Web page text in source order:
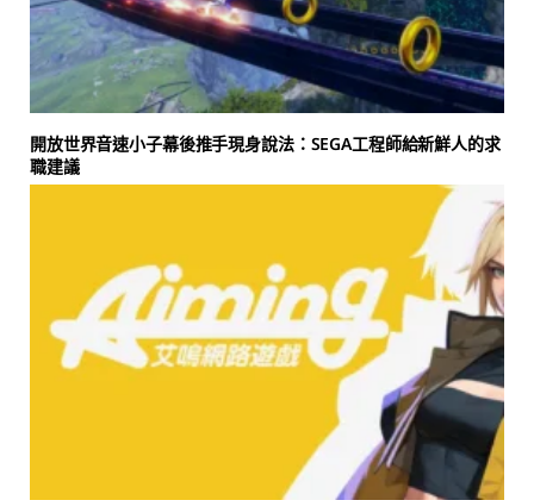
開放世界音速小子幕後推手現身說法：SEGA工程師給新鮮人的求
職建議